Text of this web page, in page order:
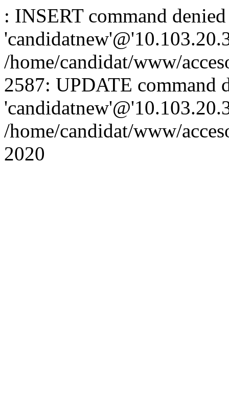
: INSERT command
/home/candidat/www/
2587: UPDATE command
/home/candidat/www/
2020